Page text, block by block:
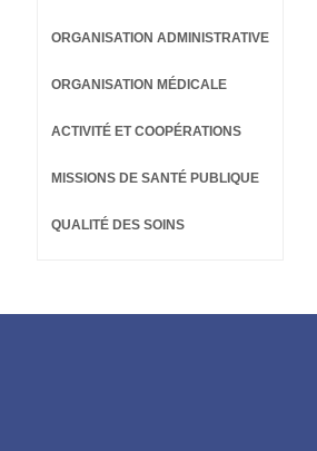
ORGANISATION ADMINISTRATIVE
ORGANISATION MÉDICALE
ACTIVITÉ ET COOPÉRATIONS
MISSIONS DE SANTÉ PUBLIQUE
QUALITÉ DES SOINS